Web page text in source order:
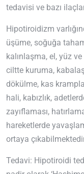
tedavisi ve bazı
Hipotiroidizm
üşüme, soğuğa
kalınlaşma, el, yüz
ciltte kuruma,
dökülme, kas
hali, kabızlık,
zayıflaması,
hareketlerde
ortaya
Tedavi: Hipotiroidi